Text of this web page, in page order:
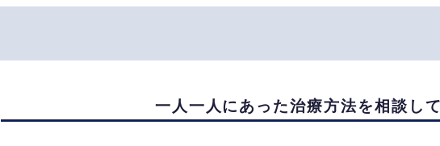
一人一人にあった治療方法を相談し